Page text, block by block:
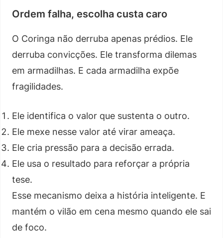
Ordem falha, escolha custa caro
O Coringa não derruba apenas prédios. Ele
derruba convicções. Ele transforma dilemas
em armadilhas. E cada armadilha expõe
fragilidades.
Ele identifica o valor que sustenta o outro.
Ele mexe nesse valor até virar ameaça.
Ele cria pressão para a decisão errada.
Ele usa o resultado para reforçar a própria
tese.
Esse mecanismo deixa a história inteligente. E
mantém o vilão em cena mesmo quando ele sai
de foco.